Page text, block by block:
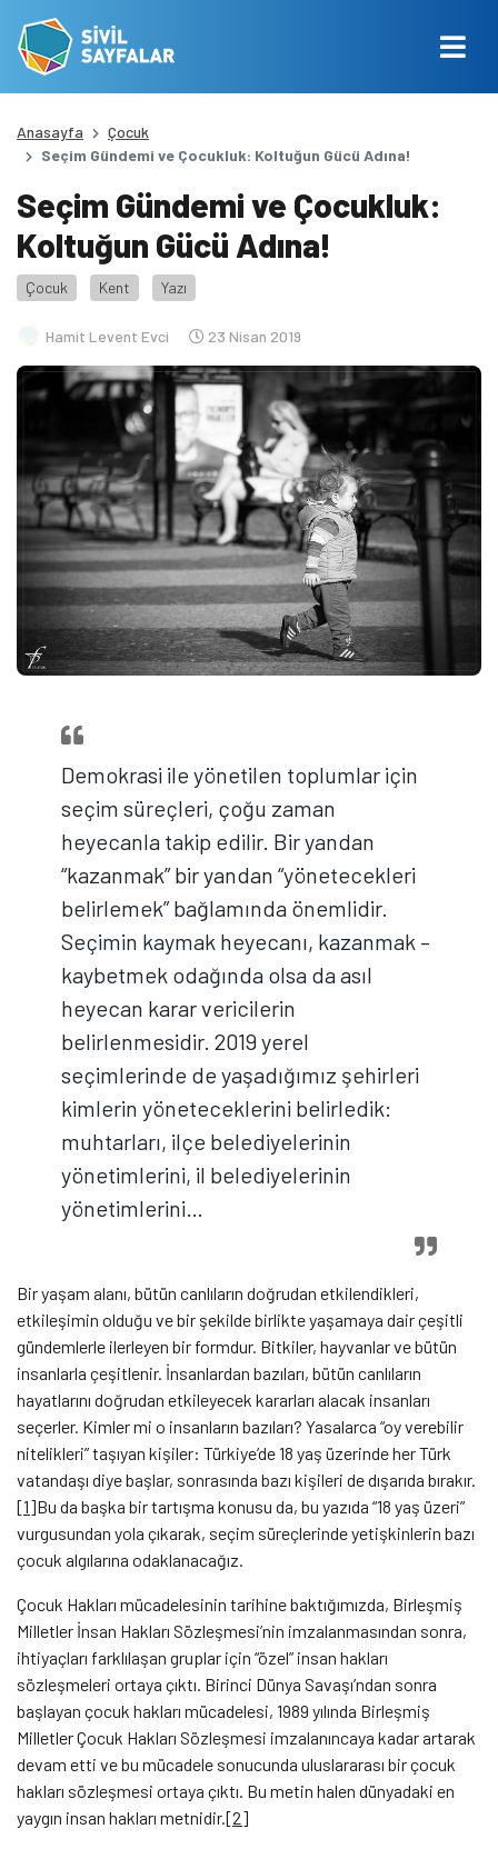
Anasayfa
Çocuk
Seçim Gündemi ve Çocukluk: Koltuğun Gücü Adına!
Seçim Gündemi ve Çocukluk:
Koltuğun Gücü Adına!
Çocuk Kent Yazı
Hamit Levent Evci 23 Nisan 2019
Demokrasi ile yönetilen toplumlar için
seçim süreçleri, çoğu zaman
heyecanla takip edilir. Bir yandan
“kazanmak” bir yandan “yönetecekleri
belirlemek” bağlamında önemlidir.
Seçimin kaymak heyecanı, kazanmak –
kaybetmek odağında olsa da asıl
heyecan karar vericilerin
belirlenmesidir. 2019 yerel
seçimlerinde de yaşadığımız şehirleri
kimlerin yöneteceklerini belirledik:
muhtarları, ilçe belediyelerinin
yönetimlerini, il belediyelerinin
yönetimlerini…
Bir yaşam alanı, bütün canlıların doğrudan etkilendikleri,
etkileşimin olduğu ve bir şekilde birlikte yaşamaya dair çeşitli
gündemlerle ilerleyen bir formdur. Bitkiler, hayvanlar ve bütün
insanlarla çeşitlenir. İnsanlardan bazıları, bütün canlıların
hayatlarını doğrudan etkileyecek kararları alacak insanları
seçerler. Kimler mi o insanların bazıları? Yasalarca “oy verebilir
nitelikleri” taşıyan kişiler: Türkiye’de 18 yaş üzerinde her Türk
vatandaşı diye başlar, sonrasında bazı kişileri de dışarıda bırakır.
[1]Bu da başka bir tartışma konusu da, bu yazıda “18 yaş üzeri”
vurgusundan yola çıkarak, seçim süreçlerinde yetişkinlerin bazı
çocuk algılarına odaklanacağız.
Çocuk Hakları mücadelesinin tarihine baktığımızda, Birleşmiş
Milletler İnsan Hakları Sözleşmesi’nin imzalanmasından sonra,
ihtiyaçları farklılaşan gruplar için “özel” insan hakları
sözleşmeleri ortaya çıktı. Birinci Dünya Savaşı’ndan sonra
başlayan çocuk hakları mücadelesi, 1989 yılında Birleşmiş
Milletler Çocuk Hakları Sözleşmesi imzalanıncaya kadar artarak
devam etti ve bu mücadele sonucunda uluslararası bir çocuk
hakları sözleşmesi ortaya çıktı. Bu metin halen dünyadaki en
yaygın insan hakları metnidir.[2]